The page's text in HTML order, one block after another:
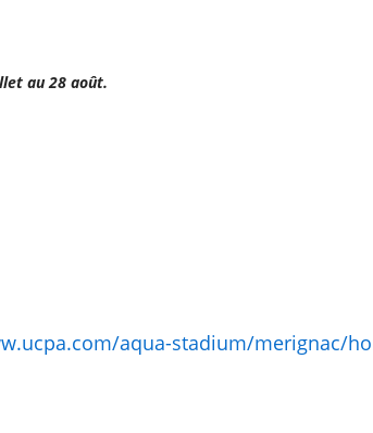
au 28 août.
aqua-stadium/merignac/